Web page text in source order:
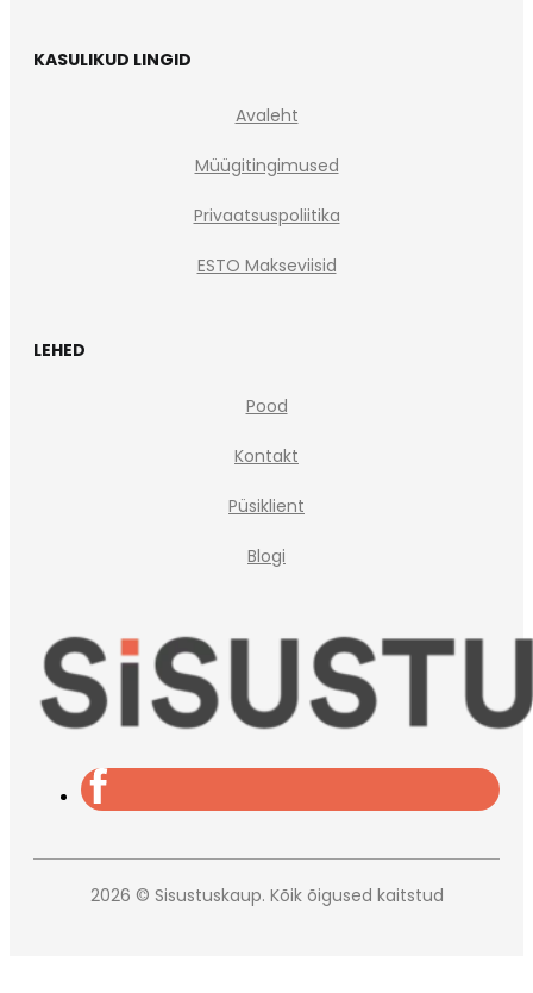
KASULIKUD LINGID
Avaleht
Müügitingimused
Privaatsuspoliitika
ESTO Makseviisid
LEHED
Pood
Kontakt
Püsiklient
Blogi
2026 © Sisustuskaup. Kõik õigused kaitstud